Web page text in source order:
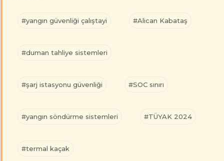
#yangın güvenliği çalıştayi #Alican Kabataş
#duman tahliye sistemleri
#şarj istasyonu güvenliği #SOC sınırı
#yangın söndürme sistemleri #TÜYAK 2024
#termal kaçak